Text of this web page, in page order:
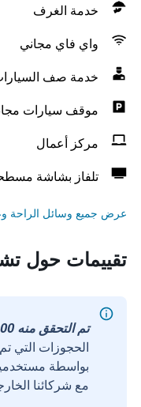
خدمة الغرف
واي فاي مجاني
خدمة صف
موقف سيارات
مركز أعمال
تلفاز بشاشة
عرض جميع وسائل الراحة
تقييمات حول
تم التحقق منه 100%
الحجوزات التي
مع شركائنا